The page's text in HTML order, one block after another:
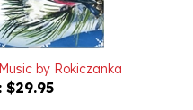
by Rokiczanka
$29.95